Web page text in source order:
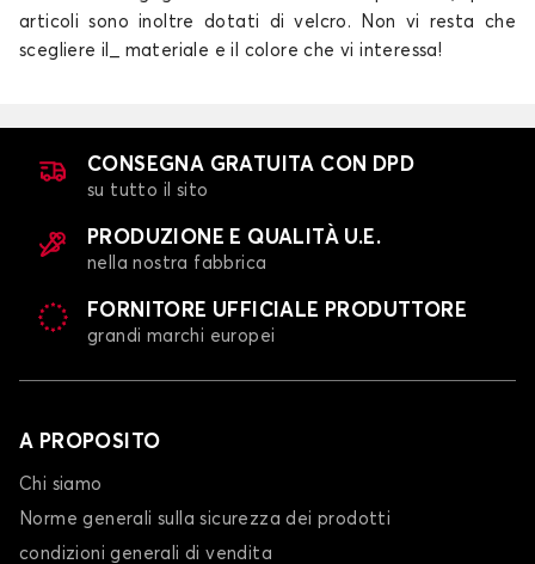
Tappetini per baule per PEUGEOT 108
articoli sono inoltre dotati di velcro. Non vi resta che
scegliere il_ materiale e il colore che vi interessa!
CONSEGNA GRATUITA CON DPD
su tutto il sito
PRODUZIONE E QUALITÀ U.E.
nella nostra fabbrica
FORNITORE UFFICIALE PRODUTTORE
grandi marchi europei
A PROPOSITO
Chi siamo
Norme generali sulla sicurezza dei prodotti
condizioni generali di vendita